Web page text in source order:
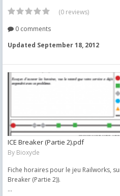
(0 reviews)
0 comments
Updated September 18, 2012
ICE Breaker (Partie 2).pdf
By Bioxyde
Fiche horaires pour le jeu Railworks,
Breaker (Partie 2)).
...